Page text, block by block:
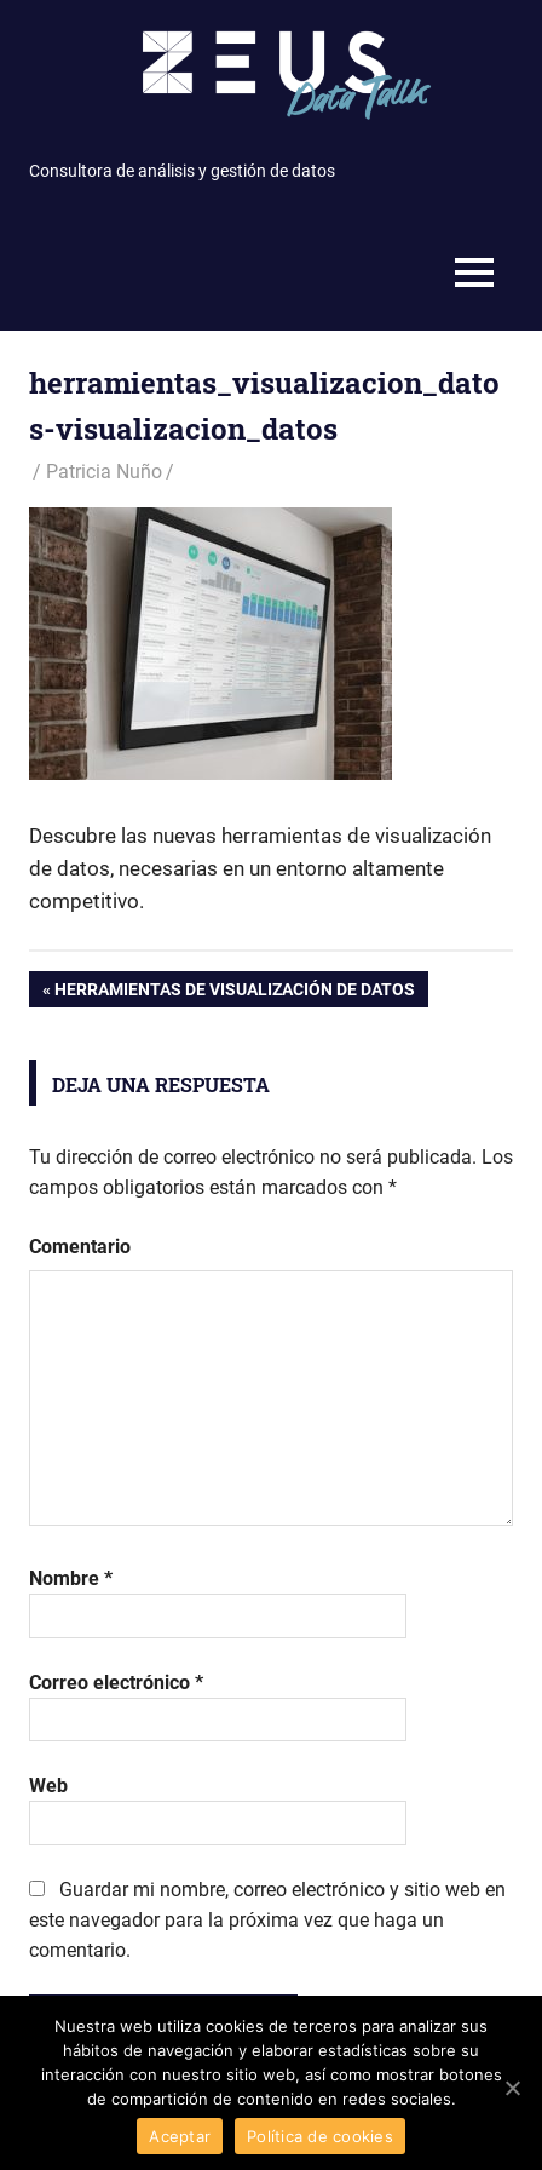
Consultora de análisis y gestión de datos
MENÚ
herramientas_visualizacion_dato
s-visualizacion_datos
Patricia Nuño
Descubre las nuevas herramientas de visualización
de datos, necesarias en un entorno altamente
competitivo.
de
ENTRADA
HERRAMIENTAS DE VISUALIZACIÓN DE DATOS
DEJA UNA RESPUESTA
Tu dirección de correo electrónico no será publicada. Los
campos obligatorios están marcados con *
Comentario
Nombre *
Correo electrónico *
Web
Guardar mi nombre, correo electrónico y sitio web en
este navegador para la próxima vez que haga un
comentario.
Tema para WordPress: Gridbox deThemeZee.
Nuestra web utiliza cookies de terceros para analizar sus
hábitos de navegación y elaborar estadísticas sobre su
interacción con nuestro sitio web, así como mostrar botones
de compartición de contenido en redes sociales.
Aceptar
Política de cookies